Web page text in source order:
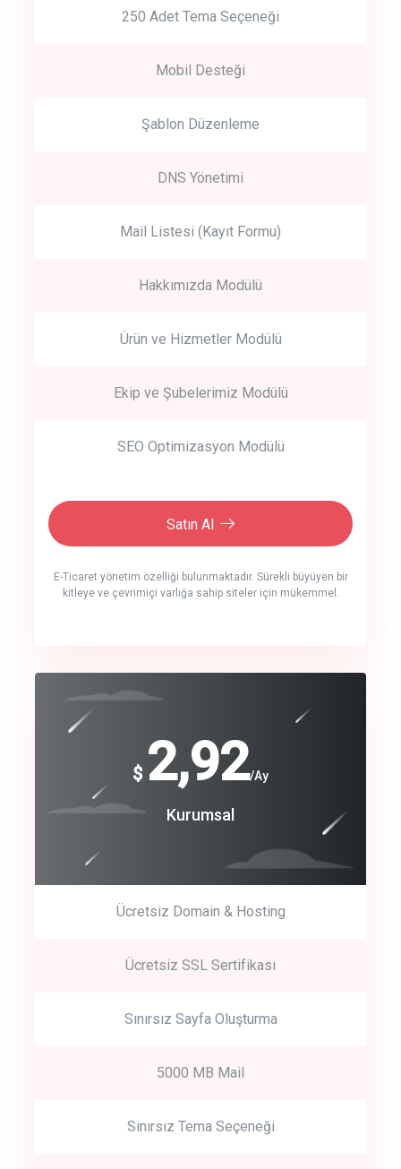
250 Adet Tema Seçeneği
Mobil Desteği
Şablon Düzenleme
DNS Yönetimi
Mail Listesi (Kayıt Formu)
Hakkımızda Modülü
Ürün ve Hizmetler Modülü
Ekip ve Şubelerimiz Modülü
SEO Optimizasyon Modülü
Satın Al
E-Ticaret yönetim özelliği bulunmaktadır. Sürekli büyüyen bir
kitleye ve çevrimiçi varlığa sahip siteler için mükemmel.
crm auto cync
track energy costs
Get Started
Start by trying our service for 30 days free trial no credit card
$ 2,92/Ay
Kurumsal
Ücretsiz Domain & Hosting
Ücretsiz SSL Sertifikası
Sınırsız Sayfa Oluşturma
5000 MB Mail
Sınırsız Tema Seçeneği
$
240
Coroprate